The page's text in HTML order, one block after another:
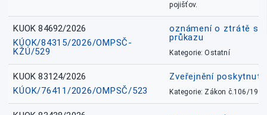
pojišťov.
KUOK 84692/2026
KÚOK/84315/2026/OMPSČ-
KŽÚ/529
oznámení o ztrátě
průkazu
Kategorie: Ostatní
KUOK 83124/2026
KÚOK/76411/2026/OMPSČ/523
Zveřejnění
Kategorie: Zákon č.106/1999